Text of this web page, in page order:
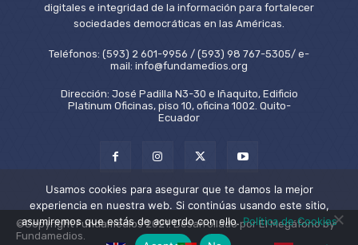
digitales e integridad de la información para fortalecer
sociedades democráticas en las Américas.
Teléfonos: (593) 2 601-9956 / (593) 98 767-5305/ e-
mail: info@fundamedios.org
Dirección: José Padilla N3-30 e Iñaquito, Edificio
Platinum Oficinas, piso 10, oficina 1002. Quito-
Ecuador
©Copyright Fundamedios 2021. Desarrollado por El Megáfono by
Fundamedios.
Usamos cookies para asegurar que te damos la mejor
experiencia en nuestra web. Si continúas usando este sitio,
asumiremos que estás de acuerdo con ello.Política de Cookies